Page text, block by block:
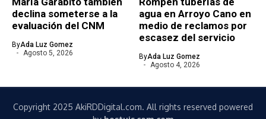
declina someterse a la
evaluación del CNM
ByAda Luz Gomez
Agosto 5, 2026
agua en Arroyo Cano en
medio de reclamos por
escasez del servicio
ByAda Luz Gomez
Agosto 4, 2026
Copyright 2025 AkiRDDigital.com. All rights reserved powered